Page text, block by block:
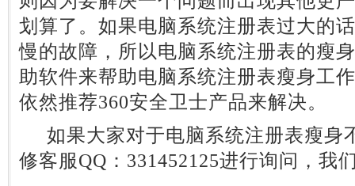
划算了。如果电脑系统注册表过大的
慢的故障，所以电脑系统注册表的瘦
助软件来帮助电脑系统注册表瘦身工
依然推荐360安全卫士产品来解决。
如果大家对于电脑系统注册表瘦身
修客服QQ：331452125进行询问，我